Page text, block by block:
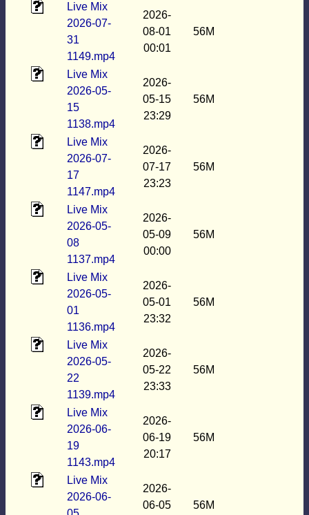
Live Mix
2026-07-
31
1149.mp4
2026-
08-01
00:01
56M
Live Mix
2026-05-
15
1138.mp4
2026-
05-15
23:29
56M
Live Mix
2026-07-
17
1147.mp4
2026-
07-17
23:23
56M
Live Mix
2026-05-
08
1137.mp4
2026-
05-09
00:00
56M
Live Mix
2026-05-
01
1136.mp4
2026-
05-01
23:32
56M
Live Mix
2026-05-
22
1139.mp4
2026-
05-22
23:33
56M
Live Mix
2026-06-
19
1143.mp4
2026-
06-19
20:17
56M
Live Mix
2026-06-
2026-
06-05
56M